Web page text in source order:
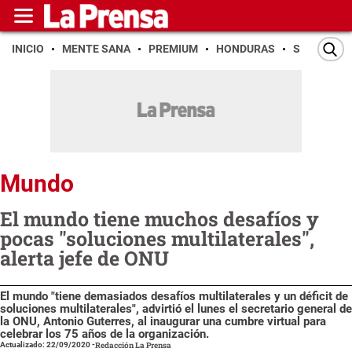
INICIO MENTE SANA PREMIUM HONDURAS SAN PEDRO
Mundo
El mundo tiene muchos desafíos y
pocas "soluciones multilaterales",
alerta jefe de ONU
El mundo "tiene demasiados desafíos multilaterales y un déficit de
soluciones multilaterales", advirtió el lunes el secretario general de
la ONU, Antonio Guterres, al inaugurar una cumbre virtual para
celebrar los 75 años de la organización.
Actualizado: 22/09/2020-Redacción La Prensa